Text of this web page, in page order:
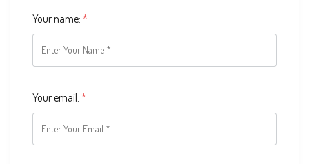
Your name: *
Your email: *